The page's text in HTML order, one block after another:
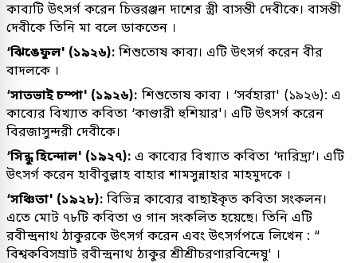
কাব্যটি উৎসর্গ করেন চিত্তরঞ্জন দাশের স্ত্রী বাসন্তী দেবীকে। বাসন্তী
দেবীকে তিনি মা বলে ডাকতেন ।
‘ঝিঙেফুল' (১৯২৬): শিশুতোষ কাব্য। এটি উৎসর্গ করেন বীর
বাদলকে ।
‘সাতভাই চম্পা' (১৯২৬): শিশুতোষ কাব্য । ‘সর্বহারা' (১৯২৬): এ
কাব্যের বিখ্যাত কবিতা ‘কাণ্ডারী হুশিয়ার'। এটি উৎসর্গ করেন
বিরজাসুন্দরী দেবীকে।
‘সিন্ধু হিন্দোল' (১৯২৭): এ কাব্যের বিখ্যাত কবিতা ‘দারিদ্র্য’। এটি
উৎসর্গ করেন হাবীবুল্লাহ বাহার শামসুন্নাহার মাহমুদকে ।
‘সঞ্চিতা' (১৯২৮): বিভিন্ন কাব্যের বাছাইকৃত কবিতা সংকলন।
এতে মোট ৭৮টি কবিতা ও গান সংকলিত হয়েছে। তিনি এটি
রবীন্দ্রনাথ ঠাকুরকে উৎসর্গ করেন এবং উৎসর্গপত্রে লিখেন : “
বিশ্বকবিসম্রাট রবীন্দ্রনাথ ঠাকুর শ্রীশ্রীচরণারবিন্দেষু' ।